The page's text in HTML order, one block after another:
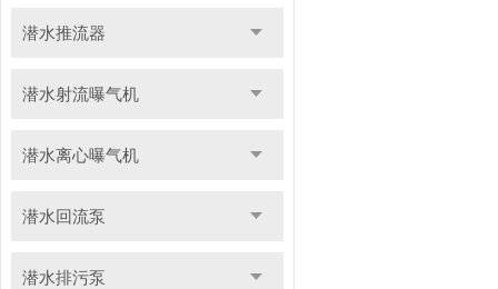
潜水推流器
潜水射流曝气机
潜水离心曝气机
潜水回流泵
潜水排污泵